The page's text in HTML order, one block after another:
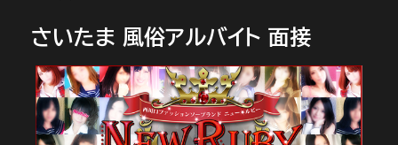
さいたま 風俗アルバイト 面接